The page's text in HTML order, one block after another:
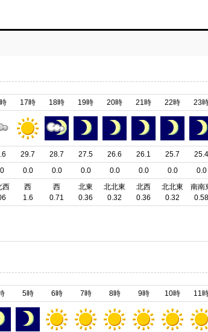
西
17時
29.7
0.0
西
1.6
18時
28.7
0.0
西
0.71
19時
27.5
0.0
北東
0.36
20時
26.6
0.0
北北東
0.32
21時
26.1
0.0
北西
0.36
22時
25.7
0.0
北北東
0.32
23
25.4
0.0
南南
0.58
5時 6時 7時 8時 9時 10時 11